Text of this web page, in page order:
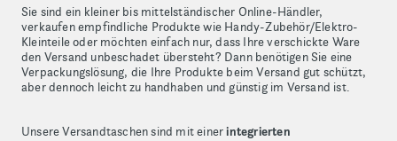
Sie sind ein kleiner bis mittelständischer Online-Händler,
verkaufen empfindliche Produkte wie Handy-Zubehör/Elektro-
Kleinteile oder möchten einfach nur, dass Ihre verschickte Ware
den Versand unbeschadet übersteht? Dann benötigen Sie eine
Verpackungslösung, die Ihre Produkte beim Versand gut schützt,
aber dennoch leicht zu handhaben und günstig im Versand ist.
Unsere Versandtaschen sind mit einerintegrierten